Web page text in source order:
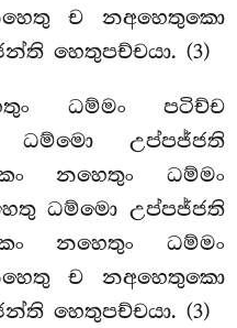
ච නඅහෙතුකො
හෙතුපච්චයා. (3)
ධම්මං පටිච්ච
උප්පජ්ජති
නහෙතුං ධම්මං
ධම්මො උප්පජ්ජති
නහෙතුං ධම්මං
ච නඅහෙතුකො
හෙතුපච්චයා. (3)